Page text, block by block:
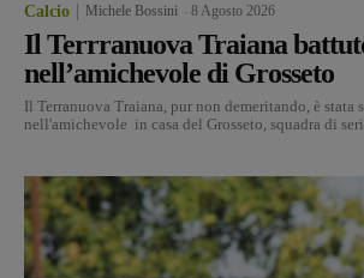
Calcio Michele Bossini 8 Agosto 2026
Il Terrranuova Traiana
nell’amichevole di Grosseto
Il Terranuova Traiana, pur non demeritando, è stata
nell'amichevole in casa del Grosseto, squadra di